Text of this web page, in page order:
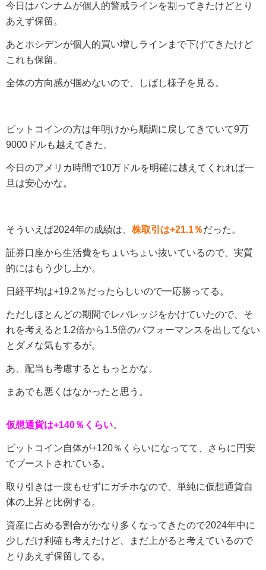
今日はバンナムが個人的警戒ラインを割ってきたけどとり
あえず保留。
あとホシデンが個人的買い増しラインまで下げてきたけど
これも保留。
全体の方向感が掴めないので、しばし様子を見る。
ビットコインの方は年明けから順調に戻してきていて9万
9000ドルも越えてきた。
今日のアメリカ時間で10万ドルを明確に越えてくれれば一
旦は安心かな。
そういえば2024年の成績は、 株取引は+21.1％だった。
証券口座から生活費をちょいちょい抜いているので、実質
的にはもう少し上か。
日経平均は+19.2％だったらしいので一応勝ってる。
ただしほとんどの期間でレバレッジをかけていたので、そ
れを考えると1.2倍から1.5倍のパフォーマンスを出してない
とダメな気もするが。
あ、配当も考慮するともっとかな。
まあでも悪くはなかったと思う。
仮想通貨は+140％くらい。
ビットコイン自体が+120％くらいになってて、さらに円安
でブーストされている。
取り引きは一度もせずにガチホなので、単純に仮想通貨自
体の上昇と比例する。
資産に占める割合がかなり多くなってきたので2024年中に
少しだけ利確も考えたけど、まだ上がると考えているので
とりあえず保留してる。